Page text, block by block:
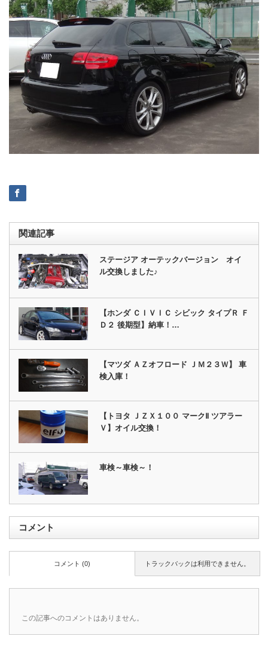
関連記事
ステージア オーテックバージョン オイ
ル交換しました♪
【ホンダ ＣＩＶＩＣ シビック タイプＲ Ｆ
Ｄ２ 後期型】納車！…
【マツダ ＡＺオフロード ＪＭ２３Ｗ】 車
検入庫！
【トヨタ ＪＺＸ１００ マークⅡ ツアラー
Ｖ】オイル交換！
車検～車検～！
コメント
トラックバックは利用できません。
コメント (0)
この記事へのコメントはありません。